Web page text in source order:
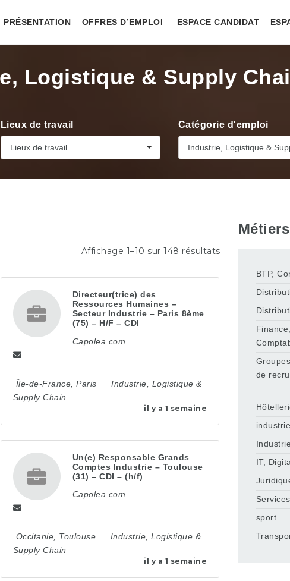
PRÉSENTATION OFFRES D’EMPLOI ESPACE CANDIDAT
Logistique & Supply
Lieux de travail
Lieux de travail
Catégorie d'emploi
Industrie, Logistique &
Affichage 1–10 sur 148 résultats
Directeur(trice) des
Ressources Humaines –
Secteur Industrie – Paris 8ème
(75) – H/F – CDI
il y a 1 semaine
Capolea.com
Île-de-France ,Paris
Industrie, Logistique &
Supply Chain
Un(e) Responsable Grands
Comptes Industrie – Toulouse
(31) – CDI – (h/f)
il y a 1 semaine
Capolea.com
Occitanie Toulouse
Industrie, Logistique &
Supply Chain
Métiers
BTP,
de
IT,
sport